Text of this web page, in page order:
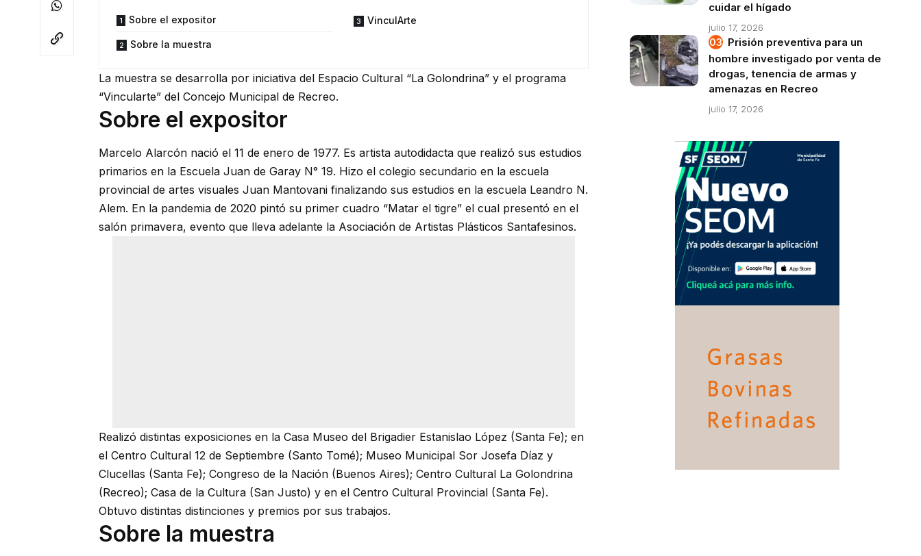
Sobre el expositor
Sobre la muestra
VinculArte
La muestra se desarrolla por iniciativa del Espacio Cultural “La Golondrina” y el programa
“Vincularte” del Concejo Municipal de Recreo.
Sobre el expositor
Marcelo Alarcón nació el 11 de enero de 1977. Es artista autodidacta que realizó sus estudios
primarios en la Escuela Juan de Garay N° 19. Hizo el colegio secundario en la escuela
provincial de artes visuales Juan Mantovani finalizando sus estudios en la escuela Leandro N.
Alem. En la pandemia de 2020 pintó su primer cuadro “Matar el tigre” el cual presentó en el
salón primavera, evento que lleva adelante la Asociación de Artistas Plásticos Santafesinos.
Realizó distintas exposiciones en la Casa Museo del Brigadier Estanislao López (Santa Fe); en
el Centro Cultural 12 de Septiembre (Santo Tomé); Museo Municipal Sor Josefa Díaz y
Clucellas (Santa Fe); Congreso de la Nación (Buenos Aires); Centro Cultural La Golondrina
(Recreo); Casa de la Cultura (San Justo) y en el Centro Cultural Provincial (Santa Fe).
Obtuvo distintas distinciones y premios por sus trabajos.
Sobre la muestra
cuidar el hígado
julio 17, 2026
Prisión preventiva para un
hombre investigado por venta de
drogas, tenencia de armas y
amenazas en Recreo
julio 17, 2026